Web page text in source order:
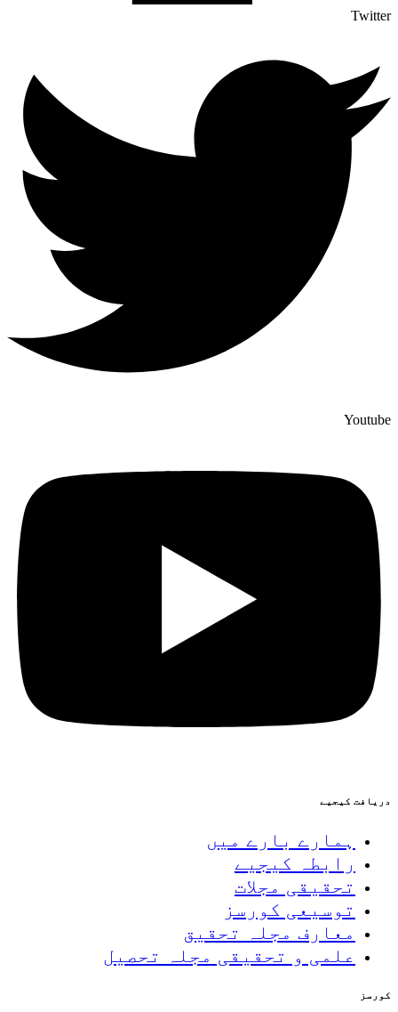
Twitter
Youtube
دریافت کیجیے
ہمارے بارے میں
رابطہ کیجیے
تحقیقی مجلات
توسیعی کورسز
معارف مجلہ تحقیق
علمی و تحقیقی مجلہ تحصیل
کورسز